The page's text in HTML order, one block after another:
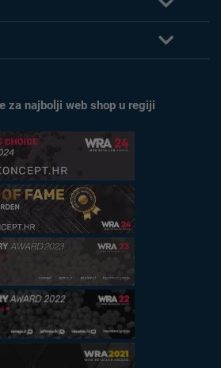
za najbolji web shop u regiji